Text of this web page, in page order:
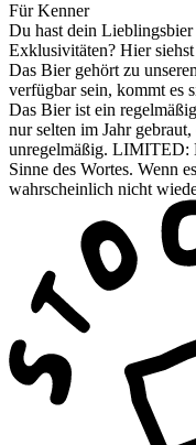
Für Kenner
Du hast dein Lieblingsbier
Exklusivitäten? Hier
Das Bier gehört zu
verfügbar sein, kommt
Das Bier ist ein
nur selten im Jahr
unregelmäßig. LIMITED:
Sinne des Wortes. Wenn
wahrscheinlich nicht